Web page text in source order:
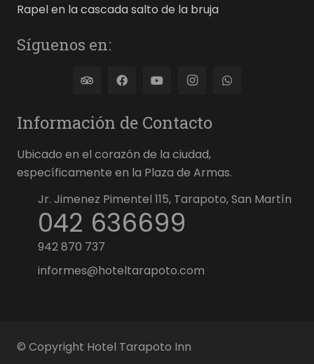
Rapel en la cascada salto de la bruja
Síguenos en:
Información de Contacto
Ubicado en el corazón de la ciudad,
específicamente en la Plaza de Armas.
Jr. Jimenez Pimentel 115, Tarapoto, San Martín
042 636699
942 870 737
informes@hoteltarapoto.com
© Copyright Hotel Tarapoto Inn